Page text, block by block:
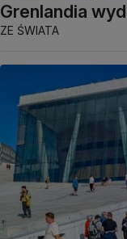
Grenlandia
ZE ŚWIATA